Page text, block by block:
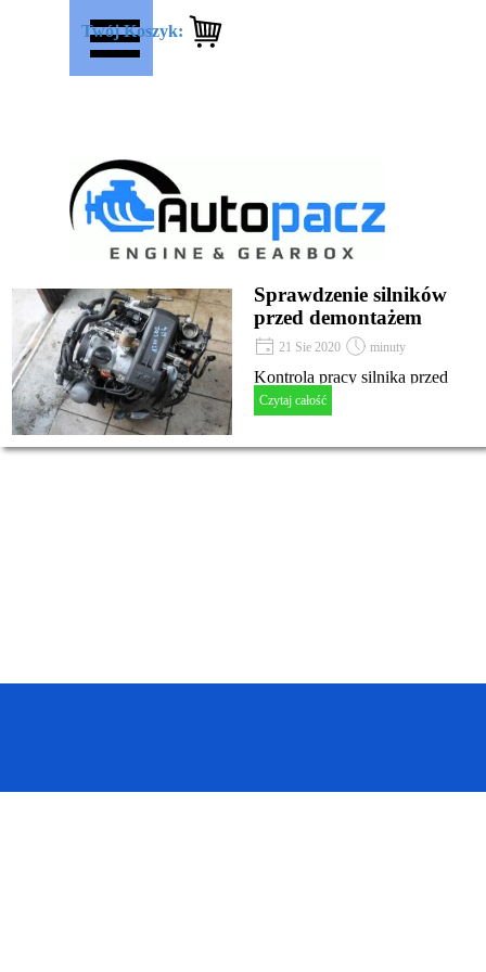
Twój Koszyk:
Sprawdzenie silników
przed demontażem
21 Sie 2020 minuty
Kontrola pracy silnika przed
demontażem.
Czytaj całość